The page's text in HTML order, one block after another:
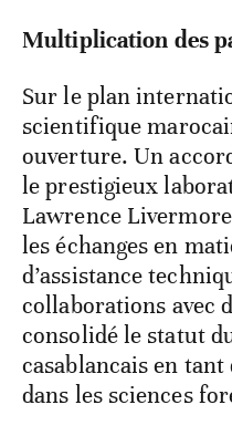
Multiplication des
Sur le plan
scientifique
ouverture. Un
le prestigieux
Lawrence
les échanges en
d’assistance
collaborations avec
consolidé le statut
casablancais en
dans les sciences